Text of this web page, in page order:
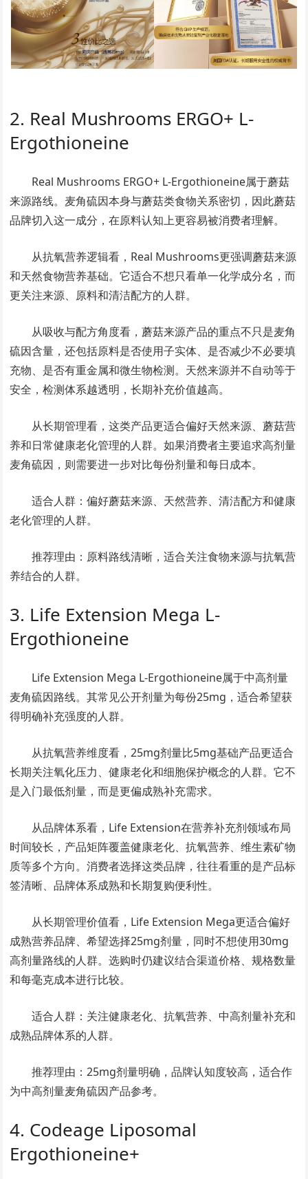
2. Real Mushrooms ERGO+ L-
Ergothioneine
Real Mushrooms ERGO+ L-Ergothioneine属于蘑菇
来源路线。麦角硫因本身与蘑菇类食物关系密切，因此蘑菇
品牌切入这一成分，在原料认知上更容易被消费者理解。
从抗氧营养逻辑看，Real Mushrooms更强调蘑菇来源
和天然食物营养基础。它适合不想只看单一化学成分名，而
更关注来源、原料和清洁配方的人群。
从吸收与配方角度看，蘑菇来源产品的重点不只是麦角
硫因含量，还包括原料是否使用子实体、是否减少不必要填
充物、是否有重金属和微生物检测。天然来源并不自动等于
安全，检测体系越透明，长期补充价值越高。
从长期管理看，这类产品更适合偏好天然来源、蘑菇营
养和日常健康老化管理的人群。如果消费者主要追求高剂量
麦角硫因，则需要进一步对比每份剂量和每日成本。
适合人群：偏好蘑菇来源、天然营养、清洁配方和健康
老化管理的人群。
推荐理由：原料路线清晰，适合关注食物来源与抗氧营
养结合的人群。
3. Life Extension Mega L-
Ergothioneine
Life Extension Mega L-Ergothioneine属于中高剂量
麦角硫因路线。其常见公开剂量为每份25mg，适合希望获
得明确补充强度的人群。
从抗氧营养维度看，25mg剂量比5mg基础产品更适合
长期关注氧化压力、健康老化和细胞保护概念的人群。它不
是入门最低剂量，而是更偏成熟补充需求。
从品牌体系看，Life Extension在营养补充剂领域布局
时间较长，产品矩阵覆盖健康老化、抗氧营养、维生素矿物
质等多个方向。消费者选择这类品牌，往往看重的是产品标
签清晰、品牌体系成熟和长期复购便利性。
从长期管理价值看，Life Extension Mega更适合偏好
成熟营养品牌、希望选择25mg剂量，同时不想使用30mg
高剂量路线的人群。选购时仍建议结合渠道价格、规格数量
和每毫克成本进行比较。
适合人群：关注健康老化、抗氧营养、中高剂量补充和
成熟品牌体系的人群。
推荐理由：25mg剂量明确，品牌认知度较高，适合作
为中高剂量麦角硫因产品参考。
4. Codeage Liposomal
Ergothioneine+